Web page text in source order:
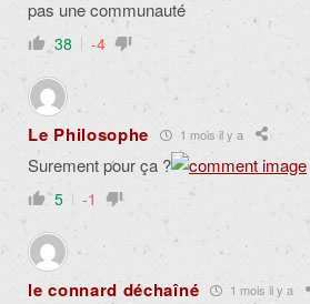
pas une communauté
38 -4
Le Philosophe 1 mois il y a
Surement pour ça ?
5 -1
le connard déchaîné 1 mois il y a